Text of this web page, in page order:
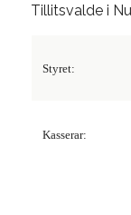
Tillitsvalde i
Styret:
Kasserar: